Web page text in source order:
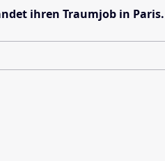
ihren Traumjob in